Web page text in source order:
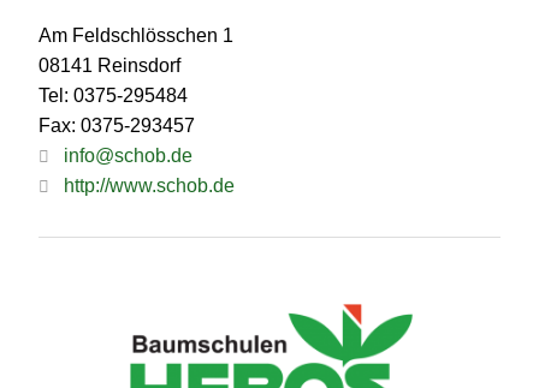
Am Feldschlösschen 1
08141 Reinsdorf
Tel: 0375-295484
Fax: 0375-293457
info@schob.de
http://www.schob.de